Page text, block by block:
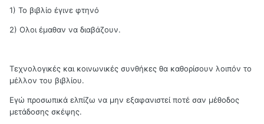
1) Το βιβλίο έγινε φτηνό
2) Ολοι έμαθαν να διαβάζουν.
Τεχνολογικές και κοινωνικές συνθήκες θα καθορίσουν λοιπόν το
μέλλον του βιβλίου.
Εγώ προσωπικά ελπίζω να μην εξαφανιστεί ποτέ σαν μέθοδος
μετάδοσης σκέψης.